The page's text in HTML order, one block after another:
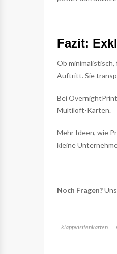
Fazit:
Ob
Auftritt. Sie
Bei
Multiloft-Karten.
Mehr Ideen, wie
kleine
Noch Fragen?
klappvisitenkarten